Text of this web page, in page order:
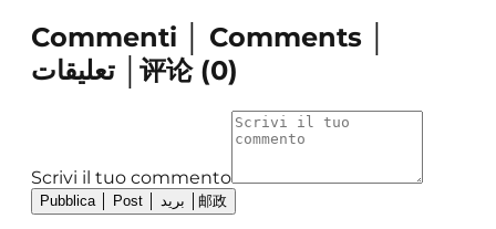
Commenti │ Comments │
تعليقات │评论(0)
Scrivi il tuo commento
Pubblica │ Post │ بريد │邮政